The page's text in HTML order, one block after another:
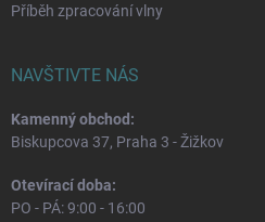
Příběh zpracování vlny
NAVŠTIVTE NÁS
Kamenný obchod:
Biskupcova 37, Praha 3 - Žižkov
Otevírací doba:
PO - PÁ: 9:00 - 16:00